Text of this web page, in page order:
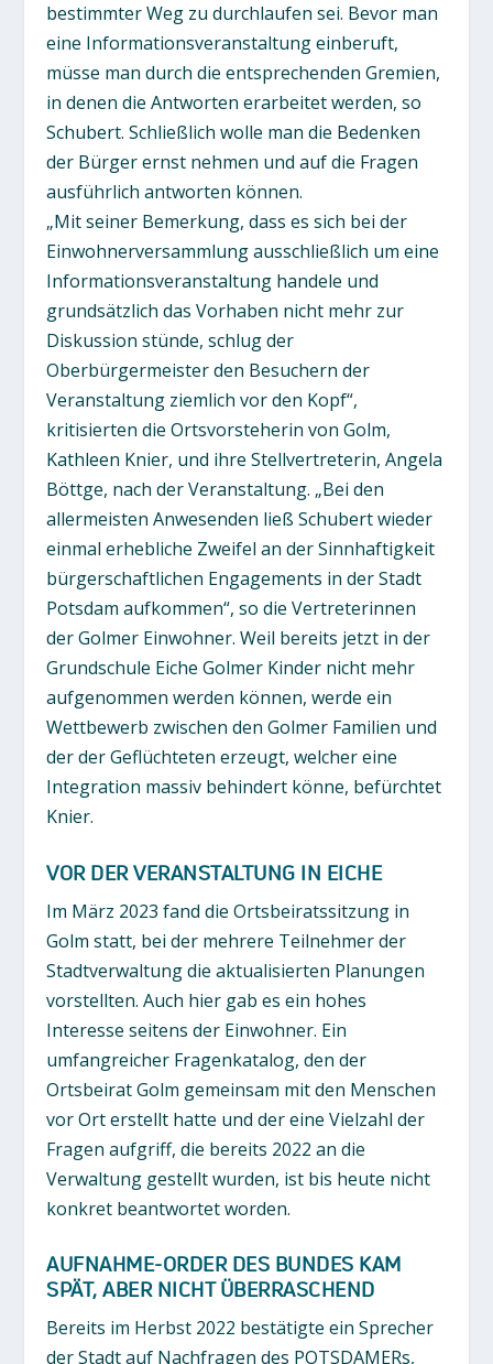
bestimmter Weg zu durchlaufen sei. Bevor man
eine Informationsveranstaltung einberuft,
müsse man durch die entsprechenden Gremien,
in denen die Antworten erarbeitet werden, so
Schubert. Schließlich wolle man die Bedenken
der Bürger ernst nehmen und auf die Fragen
ausführlich antworten können.
„Mit seiner Bemerkung, dass es sich bei der
Einwohnerversammlung ausschließlich um eine
Informationsveranstaltung handele und
grundsätzlich das Vorhaben nicht mehr zur
Diskussion stünde, schlug der
Oberbürgermeister den Besuchern der
Veranstaltung ziemlich vor den Kopf“,
kritisierten die Ortsvorsteherin von Golm,
Kathleen Knier, und ihre Stellvertreterin, Angela
Böttge, nach der Veranstaltung. „Bei den
allermeisten Anwesenden ließ Schubert wieder
einmal erhebliche Zweifel an der Sinnhaftigkeit
bürgerschaftlichen Engagements in der Stadt
Potsdam aufkommen“, so die Vertreterinnen
der Golmer Einwohner. Weil bereits jetzt in der
Grundschule Eiche Golmer Kinder nicht mehr
aufgenommen werden können, werde ein
Wettbewerb zwischen den Golmer Familien und
der der Geflüchteten erzeugt, welcher eine
Integration massiv behindert könne, befürchtet
Knier.
VOR DER VERANSTALTUNG IN EICHE
Im März 2023 fand die Ortsbeiratssitzung in
Golm statt, bei der mehrere Teilnehmer der
Stadtverwaltung die aktualisierten Planungen
vorstellten. Auch hier gab es ein hohes
Interesse seitens der Einwohner. Ein
umfangreicher Fragenkatalog, den der
Ortsbeirat Golm gemeinsam mit den Menschen
vor Ort erstellt hatte und der eine Vielzahl der
Fragen aufgriff, die bereits 2022 an die
Verwaltung gestellt wurden, ist bis heute nicht
konkret beantwortet worden.
AUFNAHME-ORDER DES BUNDES KAM
SPÄT, ABER NICHT ÜBERRASCHEND
Bereits im Herbst 2022 bestätigte ein Sprecher
der Stadt auf Nachfragen des POTSDAMERs,